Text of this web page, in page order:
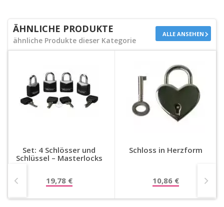
ÄHNLICHE PRODUKTE
ähnliche Produkte dieser Kategorie
ALLE ANSEHEN
Set: 4 Schlösser und
Schlüssel – Masterlocks
19,78 €
Schloss in Herzform
10,86 €